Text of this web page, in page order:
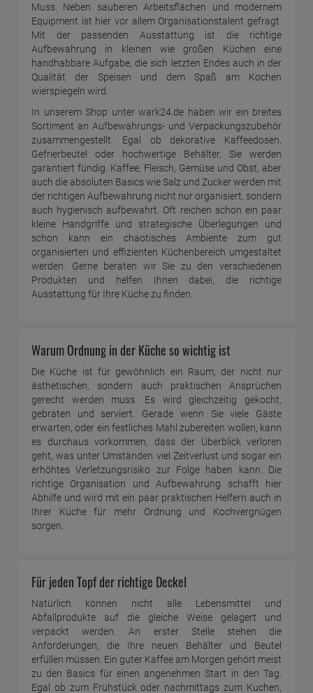
Muss. Neben sauberen Arbeitsflächen und modernem
Equipment ist hier vor allem Organisationstalent gefragt.
Mit der passenden Ausstattung ist die richtige
Aufbewahrung in kleinen wie großen Küchen eine
handhabbare Aufgabe, die sich letzten Endes auch in der
Qualität der Speisen und dem Spaß am Kochen
wierspiegeln wird.
In unserem Shop unter wark24.de haben wir ein breites
Sortiment an Aufbewahrungs- und Verpackungszubehör
zusammengestellt. Egal ob dekorative Kaffeedosen,
Gefrierbeutel oder hochwertige Behälter, Sie werden
garantiert fündig. Kaffee, Fleisch, Gemüse und Obst, aber
auch die absoluten Basics wie Salz und Zucker werden mit
der richtigen Aufbewahrung nicht nur organisiert, sondern
auch hygienisch aufbewahrt. Oft reichen schon ein paar
kleine Handgriffe und strategische Überlegungen und
schon kann ein chaotisches Ambiente zum gut
organisierten und effizienten Küchenbereich umgestaltet
werden. Gerne beraten wir Sie zu den verschiedenen
Produkten und helfen Ihnen dabei, die richtige
Ausstattung für Ihre Küche zu finden.
Warum Ordnung in der Küche so wichtig ist
Die Küche ist für gewöhnlich ein Raum, der nicht nur
ästhetischen, sondern auch praktischen Ansprüchen
gerecht werden muss. Es wird gleichzeitig gekocht,
gebraten und serviert. Gerade wenn Sie viele Gäste
erwarten, oder ein festliches Mahl zubereiten wollen, kann
es durchaus vorkommen, dass der Überblick verloren
geht, was unter Umständen viel Zeitverlust und sogar ein
erhöhtes Verletzungsrisiko zur Folge haben kann. Die
richtige Organisation und Aufbewahrung schafft hier
Abhilfe und wird mit ein paar praktischen Helfern auch in
Ihrer Küche für mehr Ordnung und Kochvergnügen
sorgen.
Für jeden Topf der richtige Deckel
Natürlich können nicht alle Lebensmittel und
Abfallprodukte auf die gleiche Weise gelagert und
verpackt werden. An erster Stelle stehen die
Anforderungen, die Ihre neuen Behälter und Beutel
erfüllen müssen. Ein guter Kaffee am Morgen gehört meist
zu den Basics für einen angenehmen Start in den Tag.
Egal ob zum Frühstück oder nachmittags zum Kuchen,